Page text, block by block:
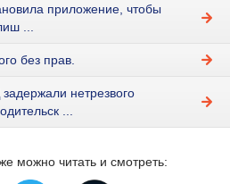
приложение, чтобы
...
без прав.
нетрезвого
...
можно читать и смотреть: